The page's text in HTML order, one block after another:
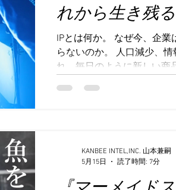
れから生き残る
IPとは何か。 なぜ今、企業
らないのか。 人口減少、
れ、毎日のように新しい商
価値は薄れ、時代は大きく
し活” をはじめとするファ
拡大しています。人々は単
KANBEE INTEL,INC. 山本兼嗣
5月15日
読了時間: 7分